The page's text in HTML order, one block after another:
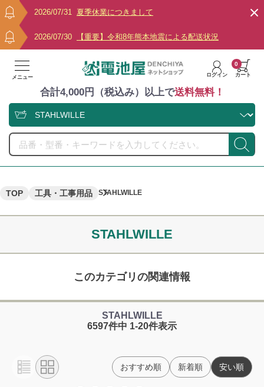
2026/07/31 夏季休業につきまして
2026/07/30 【重要】令和8年熊本地震による配送状況
メニュー ログイン カート
0
合計4,000円（税込み）以上で送料無料！
TOP 工具・工事用品 STAHLWILLE
STAHLWILLE
このカテゴリの関連情報
STAHLWILLE
6597件中 1-20件表示
おすすめ順 新着順 安い順